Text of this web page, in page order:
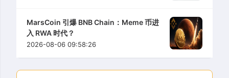
MarsCoin 引爆 BNB Chain：Meme 币进
入 RWA 时代？
2026-08-06 09:58:26